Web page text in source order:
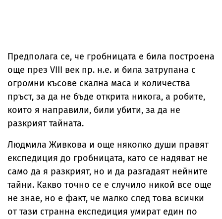
Предполага се, че гробницата е била построена
още през VIII век пр. н.е. и била затрупана с
огромни късове скална маса и количества
пръст, за да не бъде открита никога, а робите,
които я направили, били убити, за да не
разкрият тайната.
Людмила Живкова и още няколко души правят
експедиция до гробницата, като се надяват не
само да я разкрият, но и да разгадаят нейните
тайни. Какво точно се е случило никой все още
не знае, но е факт, че малко след това всички
от тази странна експедиция умират един по